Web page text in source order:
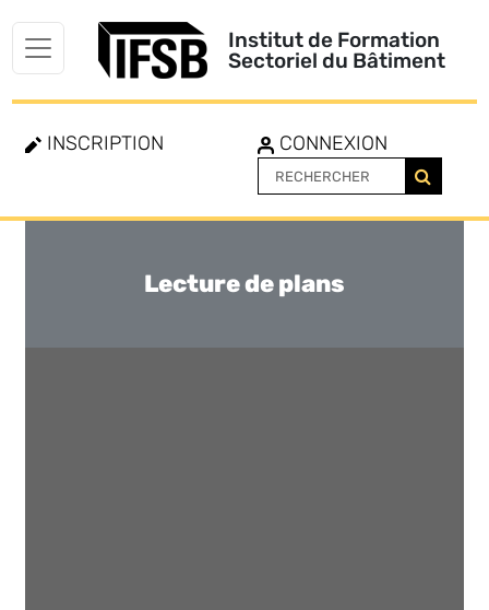
Institut de Formation
Sectoriel du Bâtiment
INSCRIPTION CONNEXION
Lecture de plans